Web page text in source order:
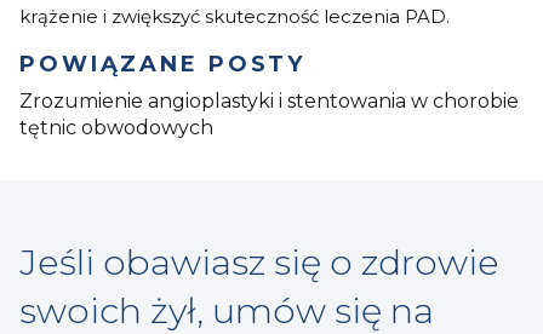
krążenie i zwiększyć skuteczność leczenia PAD.
POWIĄZANE POSTY
Zrozumienie angioplastyki i stentowania w chorobie
tętnic obwodowych
Jeśli obawiasz się o zdrowie
swoich żył, umów się na